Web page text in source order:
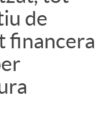
de
financera